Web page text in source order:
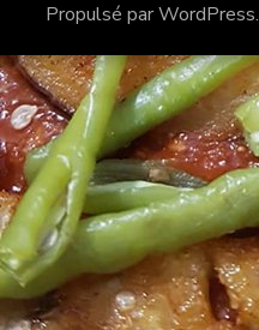
Propulsé parWordPress.